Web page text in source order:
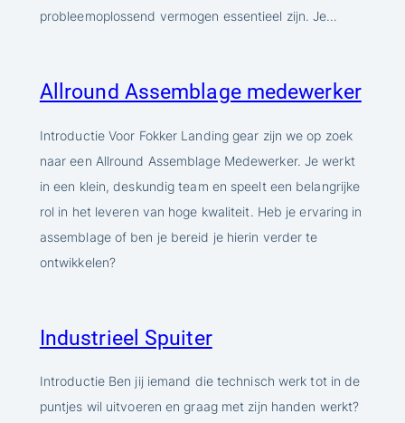
probleemoplossend vermogen essentieel zijn. Je…
Allround Assemblage medewerker
Introductie Voor Fokker Landing gear zijn we op zoek
naar een Allround Assemblage Medewerker. Je werkt
in een klein, deskundig team en speelt een belangrijke
rol in het leveren van hoge kwaliteit. Heb je ervaring in
assemblage of ben je bereid je hierin verder te
ontwikkelen?
Industrieel Spuiter
Introductie Ben jij iemand die technisch werk tot in de
puntjes wil uitvoeren en graag met zijn handen werkt?